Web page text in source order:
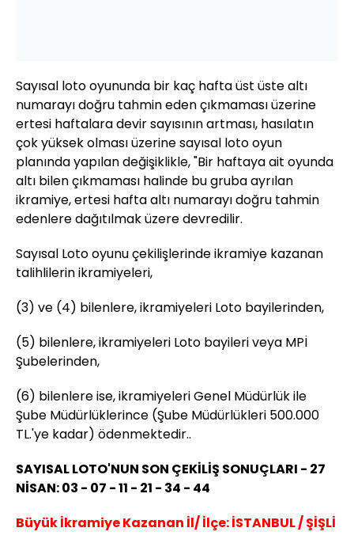
Sayısal loto oyununda bir kaç hafta üst üste altı
numarayı doğru tahmin eden çıkmaması üzerine
ertesi haftalara devir sayısının artması, hasılatın
çok yüksek olması üzerine sayısal loto oyun
planında yapılan değişiklikle, "Bir haftaya ait oyunda
altı bilen çıkmaması halinde bu gruba ayrılan
ikramiye, ertesi hafta altı numarayı doğru tahmin
edenlere dağıtılmak üzere devredilir.
Sayısal Loto oyunu çekilişlerinde ikramiye kazanan
talihlilerin ikramiyeleri,
(3) ve (4) bilenlere, ikramiyeleri Loto bayilerinden,
(5) bilenlere, ikramiyeleri Loto bayileri veya MPİ
Şubelerinden,
(6) bilenlere ise, ikramiyeleri Genel Müdürlük ile
Şube Müdürlüklerince (Şube Müdürlükleri 500.000
TL.'ye kadar) ödenmektedir..
SAYISAL LOTO'NUN SON ÇEKİLİŞ SONUÇLARI - 27
NİSAN: 03 - 07 - 11 - 21 - 34 - 44
Büyük İkramiye Kazanan İl/ İlçe:İSTANBUL / ŞİŞLİ